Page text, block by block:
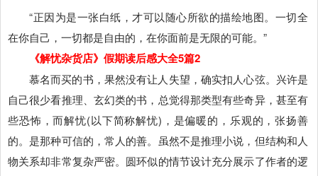
“正因为是一张白纸，才可以随心所欲的描绘地图。一切全
在你自己，一切都是自由的，在你面前是无限的可能。”
《解忧杂货店》假期读后感大全5篇2
慕名而买的书，果然没有让人失望，确实扣人心弦。兴许是
自己很少看推理、玄幻类的书，总觉得那类型有些奇异，甚至有
些恐怖，而解忧(以下简称解忧)，是偏暖的，乐观的，张扬善
的。是那种可信的，常人的善。虽然不是推理小说，但结构和人
物关系却非常复杂严密。圆环似的情节设计充分展示了作者的逻